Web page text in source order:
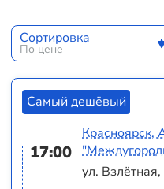
Сортировка
По цене
Самый дешёвый
17:00
Красноярск,
ул.